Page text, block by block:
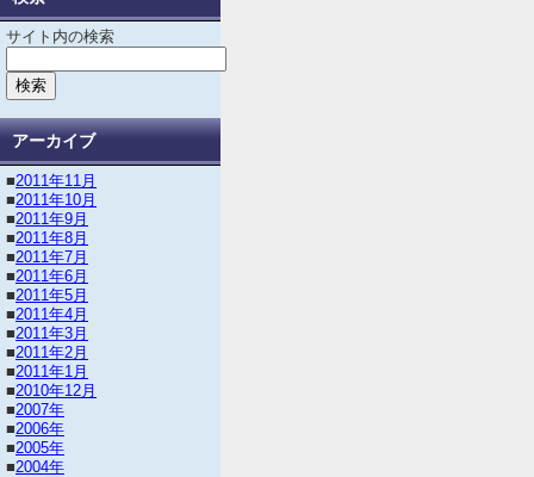
サイト内の検索
アーカイブ
■2011年11月
■2011年10月
■2011年9月
■2011年8月
■2011年7月
■2011年6月
■2011年5月
■2011年4月
■2011年3月
■2011年2月
■2011年1月
■2010年12月
■2007年
■2006年
■2005年
■2004年